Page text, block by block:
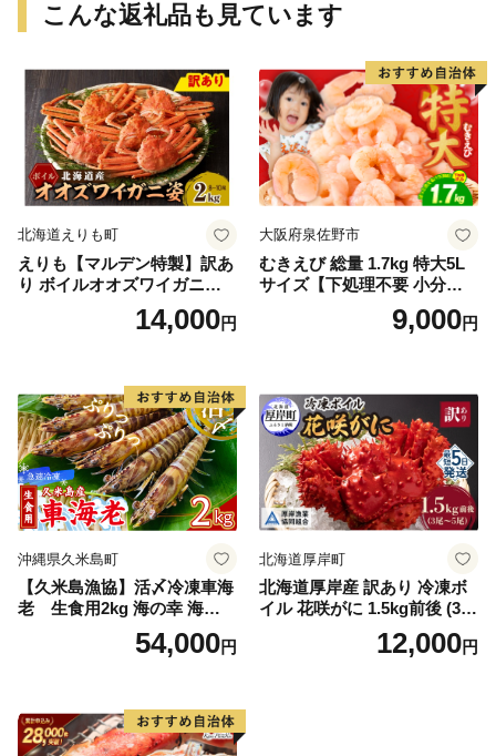
こんな返礼品も見ています
北海道えりも町
えりも【マルデン特製】訳あ
り ボイルオオズワイガニ姿2
kg《1kg(４尾～５尾)×2》【e
r002-051-a】 / ふるさと納税
イル済み 冷凍 カニ 蟹 かに
カニ味噌 甲羅 お得 格安 小ぶ
り 解凍 カニ鍋 甲羅焼き 海鮮
返礼品 特産品 新鮮 濃厚 旨み
簡単調理 家庭用 ギフト グル
メ
14,000円
大阪府泉佐野市
むきえび 総量 1.7kg 特大5L
サイズ【下処理不要 小分け 8
50g×2P 訳あり サイズ不揃い
バナメイエビ バラ凍結】
9,000円
沖縄県久米島町
【久米島漁協】活〆冷凍車海
老 生食用2kg 海の幸 海鮮
車えび クルマエビ 高級食材
生食 刺身 鮮度抜群 プリプリ
り物 お歳暮 お中元
54,000円
北海道厚岸町
北海道厚岸産 訳あり 冷凍ボ
イル 花咲がに 1.5kg前後 (3尾
～5尾入) 蟹 花咲ガニ 魚介類
魚介 [№5863-1090]12,000円